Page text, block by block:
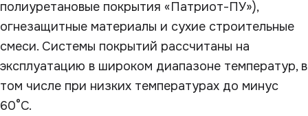
полиуретановые покрытия «Патриот-ПУ»),
огнезащитные материалы и сухие строительные
смеси. Системы покрытий рассчитаны на
эксплуатацию в широком диапазоне температур, в
том числе при низких температурах до минус
60°C.